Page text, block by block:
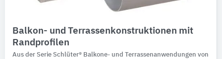
Balkon- und Terrassenkonstruktionen mit
Randprofilen
Aus der Serie Schlüter® Balkone- und Terrassenanwendungen von